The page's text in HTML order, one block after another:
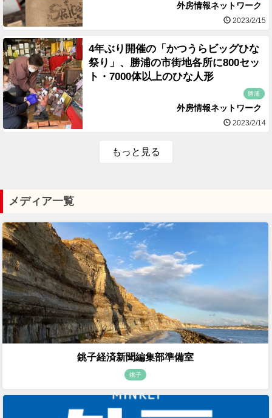
外房情報ネットワーク
2023/2/15
4年ぶり開催の「かつうらビッグひな
祭り」、勝浦の市街地各所に800セッ
ト・7000体以上のひな人形
勝浦
外房情報ネットワーク
2023/2/14
もっと見る
メディア一覧
銚子経済新聞編集部準備室
銚子